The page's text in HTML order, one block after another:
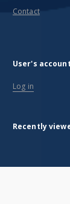
Contact
User's account
Log in
Recently